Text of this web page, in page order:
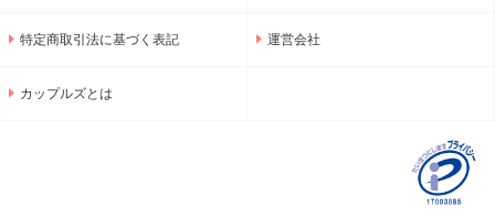
特定商取引法に基づく表記 運営会社
カップルズとは